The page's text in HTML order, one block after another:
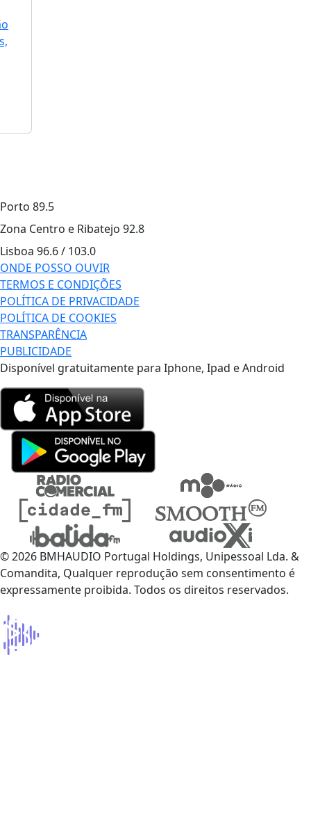
Porto 89.5
Zona Centro e Ribatejo 92.8
Lisboa 96.6 / 103.0
ONDE POSSO OUVIR
TERMOS E CONDIÇÕES
POLÍTICA DE PRIVACIDADE
POLÍTICA DE COOKIES
TRANSPARÊNCIA
PUBLICIDADE
Disponível gratuitamente para Iphone, Ipad e Android
© 2026 BMHAUDIO Portugal Holdings, Unipessoal Lda. &
Comandita, Qualquer reprodução sem consentimento é
expressamente proibida. Todos os direitos reservados.